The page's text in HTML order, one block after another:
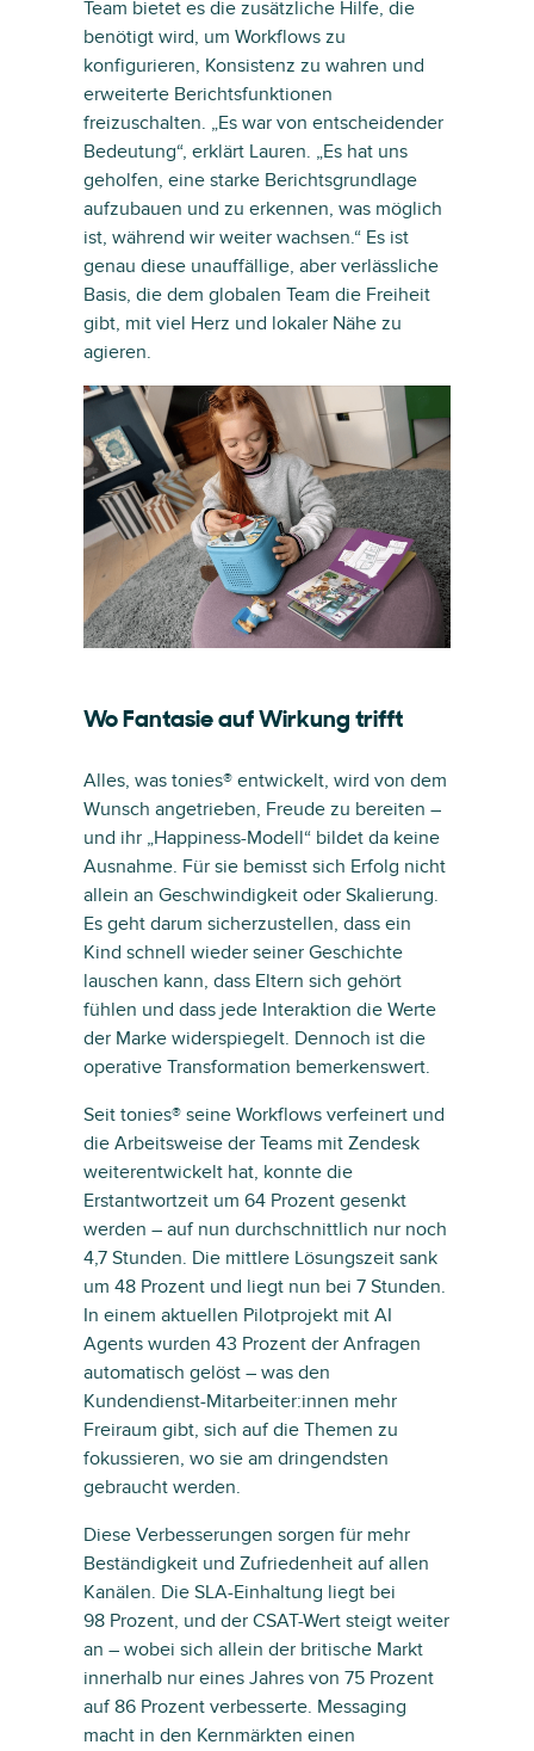
Team bietet es die zusätzliche Hilfe, die
benötigt wird, um Workflows zu
konfigurieren, Konsistenz zu wahren und
erweiterte Berichtsfunktionen
freizuschalten. „Es war von entscheidender
Bedeutung“, erklärt Lauren. „Es hat uns
geholfen, eine starke Berichtsgrundlage
aufzubauen und zu erkennen, was möglich
ist, während wir weiter wachsen.“ Es ist
genau diese unauffällige, aber verlässliche
Basis, die dem globalen Team die Freiheit
gibt, mit viel Herz und lokaler Nähe zu
agieren.
Wo Fantasie auf Wirkung trifft
Alles, was tonies® entwickelt, wird von dem
Wunsch angetrieben, Freude zu bereiten –
und ihr „Happiness-Modell“ bildet da keine
Ausnahme. Für sie bemisst sich Erfolg nicht
allein an Geschwindigkeit oder Skalierung.
Es geht darum sicherzustellen, dass ein
Kind schnell wieder seiner Geschichte
lauschen kann, dass Eltern sich gehört
fühlen und dass jede Interaktion die Werte
der Marke widerspiegelt. Dennoch ist die
operative Transformation bemerkenswert.
Seit tonies® seine Workflows verfeinert und
die Arbeitsweise der Teams mit Zendesk
weiterentwickelt hat, konnte die
Erstantwortzeit um 64 Prozent gesenkt
werden – auf nun durchschnittlich nur noch
4,7 Stunden. Die mittlere Lösungszeit sank
um 48 Prozent und liegt nun bei 7 Stunden.
In einem aktuellen Pilotprojekt mit AI
Agents wurden 43 Prozent der Anfragen
automatisch gelöst – was den
Kundendienst-Mitarbeiter:innen mehr
Freiraum gibt, sich auf die Themen zu
fokussieren, wo sie am dringendsten
gebraucht werden.
Diese Verbesserungen sorgen für mehr
Beständigkeit und Zufriedenheit auf allen
Kanälen. Die SLA-Einhaltung liegt bei
98 Prozent, und der CSAT-Wert steigt weiter
an – wobei sich allein der britische Markt
innerhalb nur eines Jahres von 75 Prozent
auf 86 Prozent verbesserte. Messaging
macht in den Kernmärkten einen